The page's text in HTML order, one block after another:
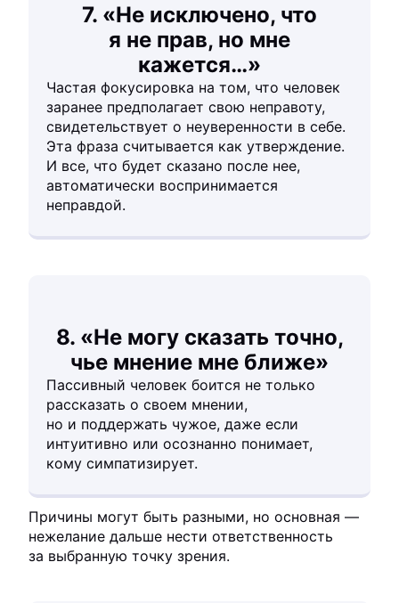
7. «Не исключено, что
я не прав, но мне
кажется…»
Частая фокусировка на том, что человек
заранее предполагает свою неправоту,
свидетельствует о неуверенности в себе.
Эта фраза считывается как утверждение.
И все, что будет сказано после нее,
автоматически воспринимается
неправдой.
8. «Не могу сказать точно,
чье мнение мне ближе»
Пассивный человек боится не только
рассказать о своем мнении,
но и поддержать чужое, даже если
интуитивно или осознанно понимает,
кому симпатизирует.
Причины могут быть разными, но основная —
нежелание дальше нести ответственность
за выбранную точку зрения.